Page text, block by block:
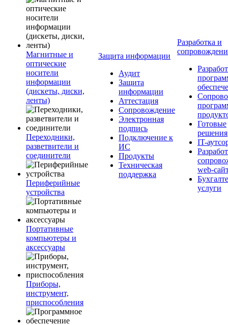
Магнитные и
оптические
носители
информации
(дискеты, диски,
ленты)
Переходники,
разветвители и
соединители
Периферийные
устройства
Портативные
компьютеры и
аксессуары
Приборы,
инструмент,
приспособления
Защита информации
Аудит
Защита
информации
Аттестация
Сопровождение
Электронная
подпись
Подключение к
ИС
Продукты
Техническая
поддержка
Разработка и
Готовые
решения
IT-
web-
услуги